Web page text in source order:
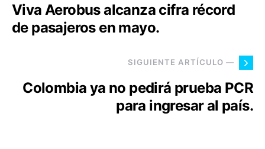
Viva Aerobus alcanza cifra récord
de pasajeros en mayo.
SIGUIENTE ARTÍCULO —
Colombia ya no pedirá prueba PCR
para ingresar al país.